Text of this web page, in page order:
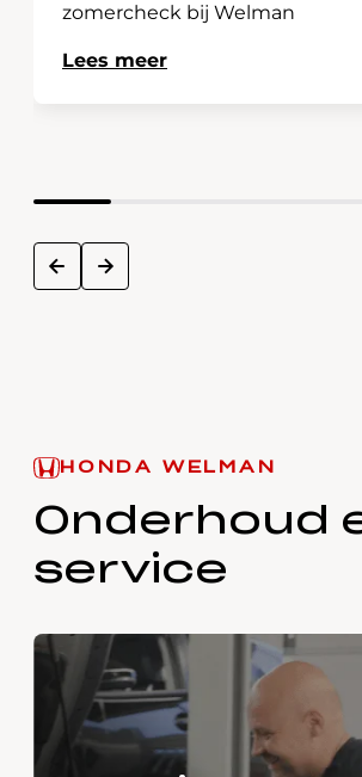
zomercheck bij Welman
Lees meer
prev next
HONDA WELMAN
Onderhoud
service